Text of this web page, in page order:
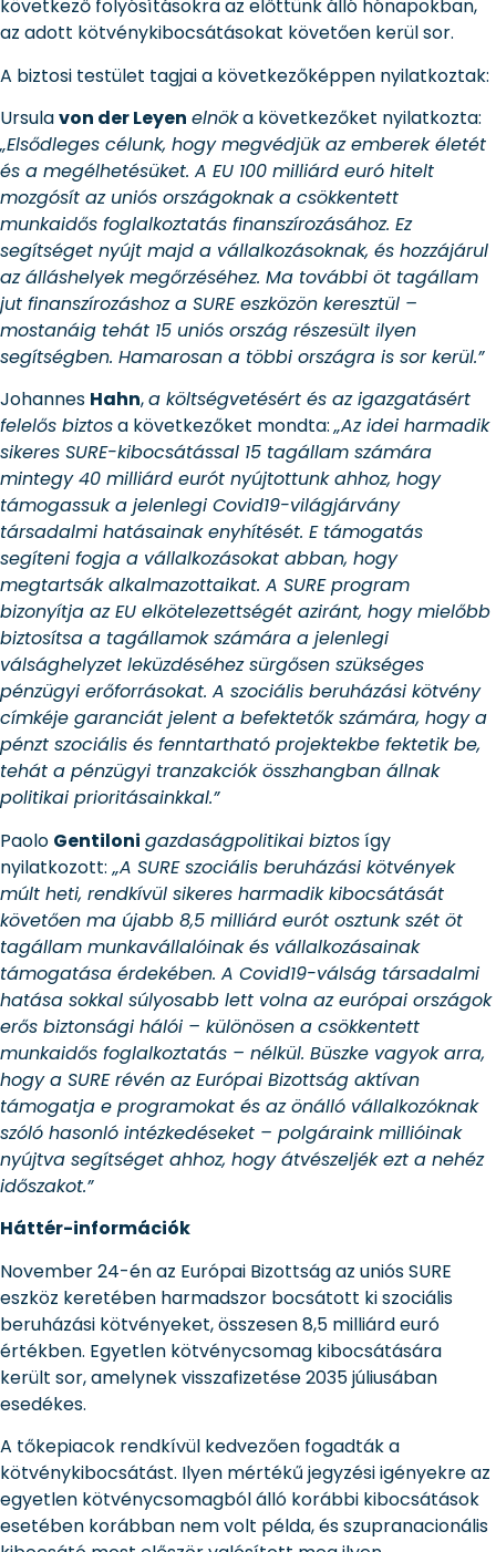
következő folyósításokra az előttünk álló hónapokban,
az adott kötvénykibocsátásokat követően kerül sor.
A biztosi testület tagjai a következőképpen nyilatkoztak:
Ursulavon der Leyen elnöka következőket nyilatkozta:
„Elsődleges célunk, hogy megvédjük az emberek életét
és a megélhetésüket. A EU 100 milliárd euró hitelt
mozgósít az uniós országoknak a csökkentett
munkaidős foglalkoztatás finanszírozásához. Ez
segítséget nyújt majd a vállalkozásoknak, és hozzájárul
az álláshelyek megőrzéséhez. Ma további öt tagállam
jut finanszírozáshoz a SURE eszközön keresztül –
mostanáig tehát 15 uniós ország részesült ilyen
segítségben. Hamarosan a többi országra is sor kerül.”
Johannes Hahn,a költségvetésért és az igazgatásért
felelős biztosa következőket mondta:„Az idei harmadik
sikeres SURE-kibocsátással 15 tagállam számára
mintegy 40 milliárd eurót nyújtottunk ahhoz, hogy
támogassuk a jelenlegi Covid19-világjárvány
társadalmi hatásainak enyhítését. E támogatás
segíteni fogja a vállalkozásokat abban, hogy
megtartsák alkalmazottaikat. A SURE program
bizonyítja az EU elkötelezettségét aziránt, hogy mielőbb
biztosítsa a tagállamok számára a jelenlegi
válsághelyzet leküzdéséhez sürgősen szükséges
pénzügyi erőforrásokat. A szociális beruházási kötvény
címkéje garanciát jelent a befektetők számára, hogy a
pénzt szociális és fenntartható projektekbe fektetik be,
tehát a pénzügyi tranzakciók összhangban állnak
politikai prioritásainkkal.”
Paolo Gentiloni gazdaságpolitikai biztosígy
nyilatkozott: „A SURE szociális beruházási kötvények
múlt heti, rendkívül sikeres harmadik kibocsátását
követően ma újabb 8,5 milliárd eurót osztunk szét öt
tagállam munkavállalóinak és vállalkozásainak
támogatása érdekében. A Covid19-válság társadalmi
hatása sokkal súlyosabb lett volna az európai országok
erős biztonsági hálói – különösen a csökkentett
munkaidős foglalkoztatás – nélkül. Büszke vagyok arra,
hogy a SURE révén az Európai Bizottság aktívan
támogatja e programokat és az önálló vállalkozóknak
szóló hasonló intézkedéseket – polgáraink millióinak
nyújtva segítséget ahhoz, hogy átvészeljék ezt a nehéz
időszakot.”
Háttér-információk
November 24-én az Európai Bizottság az uniós SURE
eszköz keretében harmadszor bocsátott ki szociális
beruházási kötvényeket, összesen 8,5 milliárd euró
értékben. Egyetlen kötvénycsomag kibocsátására
került sor, amelynek visszafizetése 2035 júliusában
esedékes.
A tőkepiacok rendkívül kedvezően fogadták a
kötvénykibocsátást. Ilyen mértékű jegyzési igényekre az
egyetlen kötvénycsomagból álló korábbi kibocsátások
esetében korábban nem volt példa, és szupranacionális